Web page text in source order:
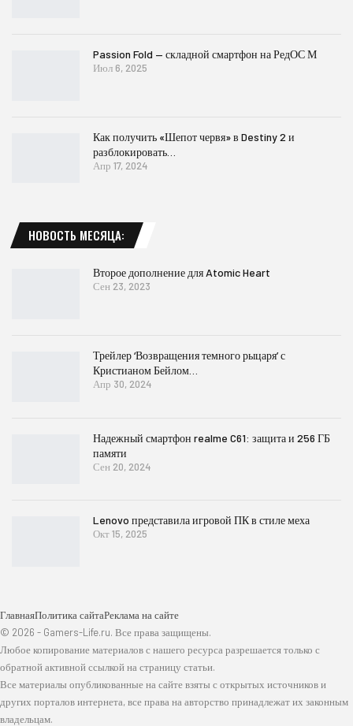
Passion Fold — складной смартфон на РедОС М
Июл 6, 2025
Как получить «Шепот червя» в Destiny 2 и
разблокировать…
Апр 17, 2024
НОВОСТЬ МЕСЯЦА:
Второе дополнение для Atomic Heart
Сен 23, 2023
Трейлер ‘Возвращения темного рыцаря’ с
Кристианом Бейлом…
Апр 30, 2024
Надежный смартфон realme C61: защита и 256 ГБ
памяти
Сен 20, 2024
Lenovo представила игровой ПК в стиле меха
Окт 15, 2025
ГлавнаяПолитика сайтаРеклама на сайте
© 2026 - Gamers-Life.ru. Все права защищены.
Любое копирование материалов с нашего ресурса разрешается только с
обратной активной ссылкой на страницу статьи.
Все материалы опубликованные на сайте взяты с открытых источников и
других порталов интернета, все права на авторство принадлежат их законным
владельцам.